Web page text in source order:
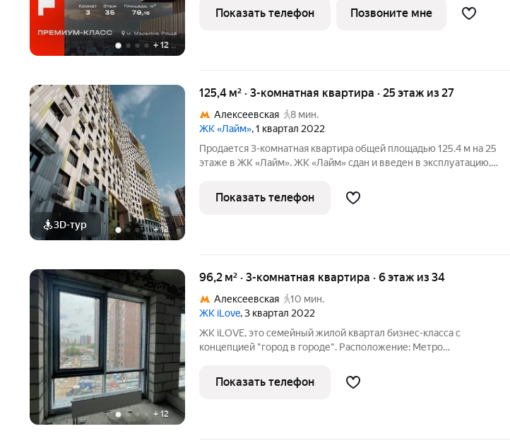
+12
площадью 78.15 м2 с предчистовой отделкой в ЖК премиум-
класса
Показать телефон Позвоните мне
3D-тур +12
125,4 м² · 3-комнатная квартира · 25 этаж из 27
Алексеевская
8 мин.
ЖК «Лайм», 1 квартал 2022
Продается 3-комнатная квартира общей площадью 125.4 м на 25
этаже в ЖК «Лайм». ЖК «Лайм» сдан и введен в эксплуатацию,
представлены функциональные квартиры с открытой
планировкой площадью от
Показать телефон
+ 12
96,2 м² · 3-комнатная квартира · 6 этаж из 34
Алексеевская
10 мин.
ЖК iLove, 3 квартал 2022
ЖК iLOVE, это семейный жилой квартал бизнес-класса с
концепцией "город в городе". Расположение: Метро
парки ВДНХ, парк "Останкино", Ботанический сад, Сокольники.
Ипотека под ключ надёжно и
Показать телефон